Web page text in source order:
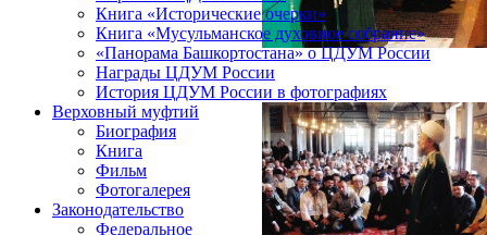
Книга «Исторические очерки»
Книга «Мусульманское духовное собрание»
«Панорама Башкортостана» о ЦДУМ России
Награды ЦДУМ России
История ЦДУМ России в фотографиях
Верховный муфтий
Биография
Книга
Фильм
Фотогалерея
Законодательство
Федеральное